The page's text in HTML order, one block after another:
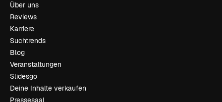
Über uns
Reviews
Karriere
Suchtrends
Blog
Veranstaltungen
Slidesgo
Deine Inhalte verkaufen
Pressesaal